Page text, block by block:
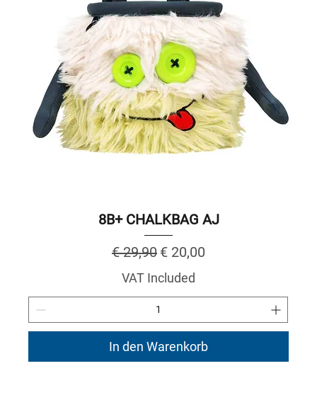
8B+ CHALKBAG AJ
Regular Price
€ 29,90 Sale Price
€ 20,00
VAT Included
In den Warenkorb